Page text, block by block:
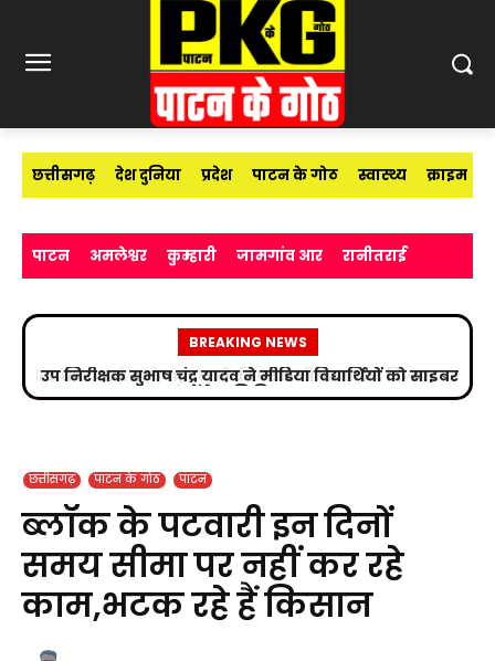
छत्तीसगढ़ देश दुनिया प्रदेश पाटन के गोठ स्वास्थ्य क्राइम
पाटन अमलेश्वर कुम्हारी जामगांव आर रानीतराई
BREAKING NEWS
उप निरीक्षक सुभाष चंद्र यादव ने मीडिया विद्यार्थियों को साइबर
अपराधों के प्रति किया जागरूक
छत्तीसगढ़ पाटन के गोठ पाटन
ब्लॉक के पटवारी इन दिनों
समय सीमा पर नहीं कर रहे
काम,भटक रहे हैं किसान